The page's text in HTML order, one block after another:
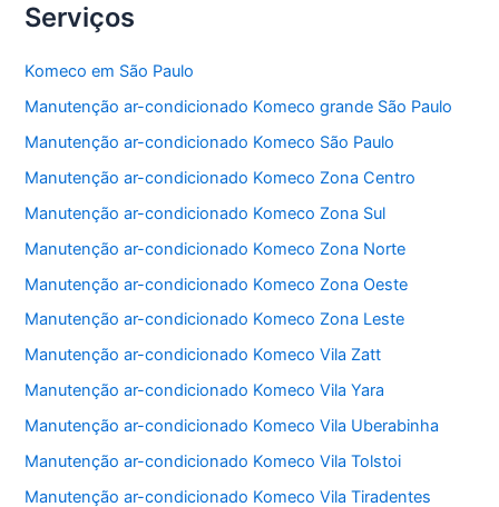
c
e
b
o
o
k
itt
er s
A
p
p
Serviços
Komeco em São Paulo
Manutenção ar-condicionado Komeco grande São Paulo
Manutenção ar-condicionado Komeco São Paulo
Manutenção ar-condicionado Komeco Zona Centro
Manutenção ar-condicionado Komeco Zona Sul
Manutenção ar-condicionado Komeco Zona Norte
Manutenção ar-condicionado Komeco Zona Oeste
Manutenção ar-condicionado Komeco Zona Leste
Manutenção ar-condicionado Komeco Vila Zatt
Manutenção ar-condicionado Komeco Vila Yara
Manutenção ar-condicionado Komeco Vila Uberabinha
Manutenção ar-condicionado Komeco Vila Tolstoi
Manutenção ar-condicionado Komeco Vila Tiradentes